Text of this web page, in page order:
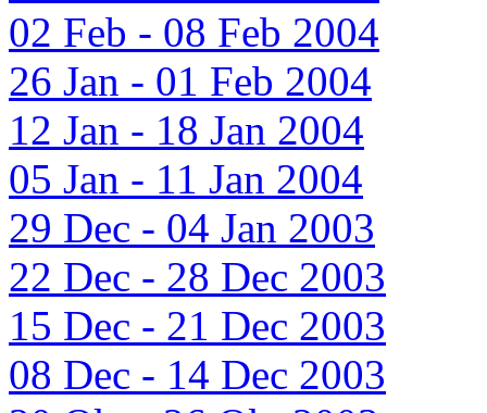
02 Feb - 08 Feb 2004
26 Jan - 01 Feb 2004
12 Jan - 18 Jan 2004
05 Jan - 11 Jan 2004
29 Dec - 04 Jan 2003
22 Dec - 28 Dec 2003
15 Dec - 21 Dec 2003
08 Dec - 14 Dec 2003